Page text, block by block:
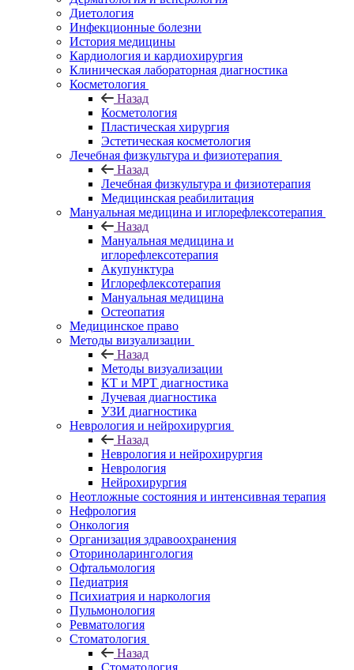
Диетология
Инфекционные болезни
История медицины
Кардиология и кардиохирургия
Клиническая лабораторная диагностика
Косметология
Назад
Косметология
Пластическая хирургия
Эстетическая косметология
Лечебная физкультура и физиотерапия
Назад
Лечебная физкультура и физиотерапия
Медицинская реабилитация
Мануальная медицина и иглорефлексотерапия
Назад
Мануальная медицина и
иглорефлексотерапия
Акупунктура
Иглорефлексотерапия
Мануальная медицина
Остеопатия
Медицинское право
Методы визуализации
Назад
Методы визуализации
КТ и МРТ диагностика
Лучевая диагностика
УЗИ диагностика
Неврология и нейрохирургия
Назад
Неврология и нейрохирургия
Неврология
Нейрохирургия
Неотложные состояния и интенсивная терапия
Нефрология
Онкология
Организация здравоохранения
Оториноларингология
Офтальмология
Педиатрия
Психиатрия и наркология
Пульмонология
Ревматология
Стоматология
Назад
Стоматология